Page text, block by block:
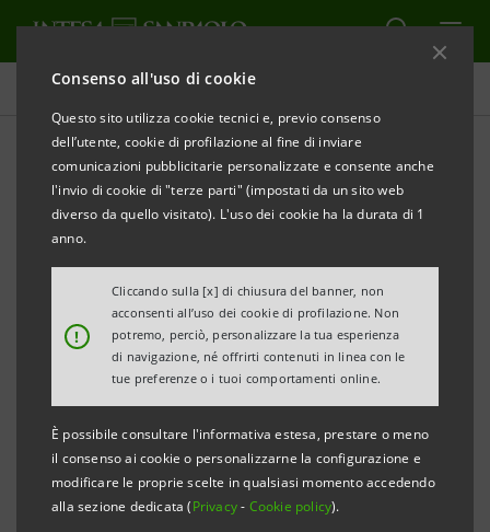
Consenso all'uso di cookie
Questo sito utilizza cookie tecnici e, previo consenso
dell’utente, cookie di profilazione al fine di inviare
comunicazioni pubblicitarie personalizzate e consente anche
l'invio di cookie di "terze parti" (impostati da un sito web
diverso da quello visitato). L'uso dei cookie ha la durata di 1
anno.
!
Cliccando sulla [x] di chiusura del banner, non
acconsenti all’uso dei cookie di profilazione. Non
potremo, perciò, personalizzare la tua esperienza
di navigazione, né offrirti contenuti in linea con le
tue preferenze o i tuoi comportamenti online.
È possibile consultare l'informativa estesa, prestare o meno
il consenso ai cookie o personalizzarne la configurazione e
modificare le proprie scelte in qualsiasi momento accedendo
alla sezione dedicata (Privacy- Cookie policy).
Comunicati stampa
STAMPA AGGIORNA
Milano, 21 settembre 2005
Nel quadro della dismissione delle attività non
strategiche prevista nel Piano d’Impresa, Banca Intesa
ha raggiunto un accordo con Banco Comercial
Portugues (BCP) per la cessione dell’intera
partecipazione posseduta in BCP, equivalente al
7,427% del capitale sociale.